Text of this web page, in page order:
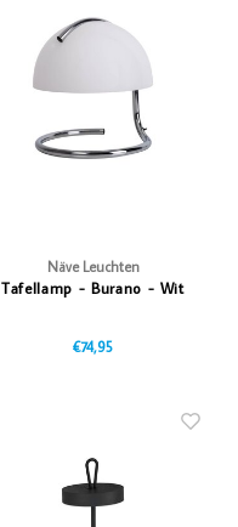
Näve Leuchten
Tafellamp - Burano - Wit
€74,95